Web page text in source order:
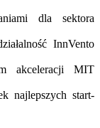
dla sektora
InnVento
akceleracji MIT
najlepszych start-